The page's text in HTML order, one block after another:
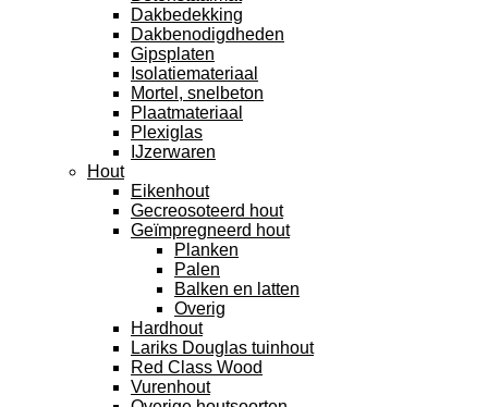
Dakbedekking
Dakbenodigdheden
Gipsplaten
Isolatiemateriaal
Mortel, snelbeton
Plaatmateriaal
Plexiglas
IJzerwaren
Hout
Eikenhout
Gecreosoteerd hout
Geïmpregneerd hout
Planken
Palen
Balken en latten
Overig
Hardhout
Lariks Douglas tuinhout
Red Class Wood
Vurenhout